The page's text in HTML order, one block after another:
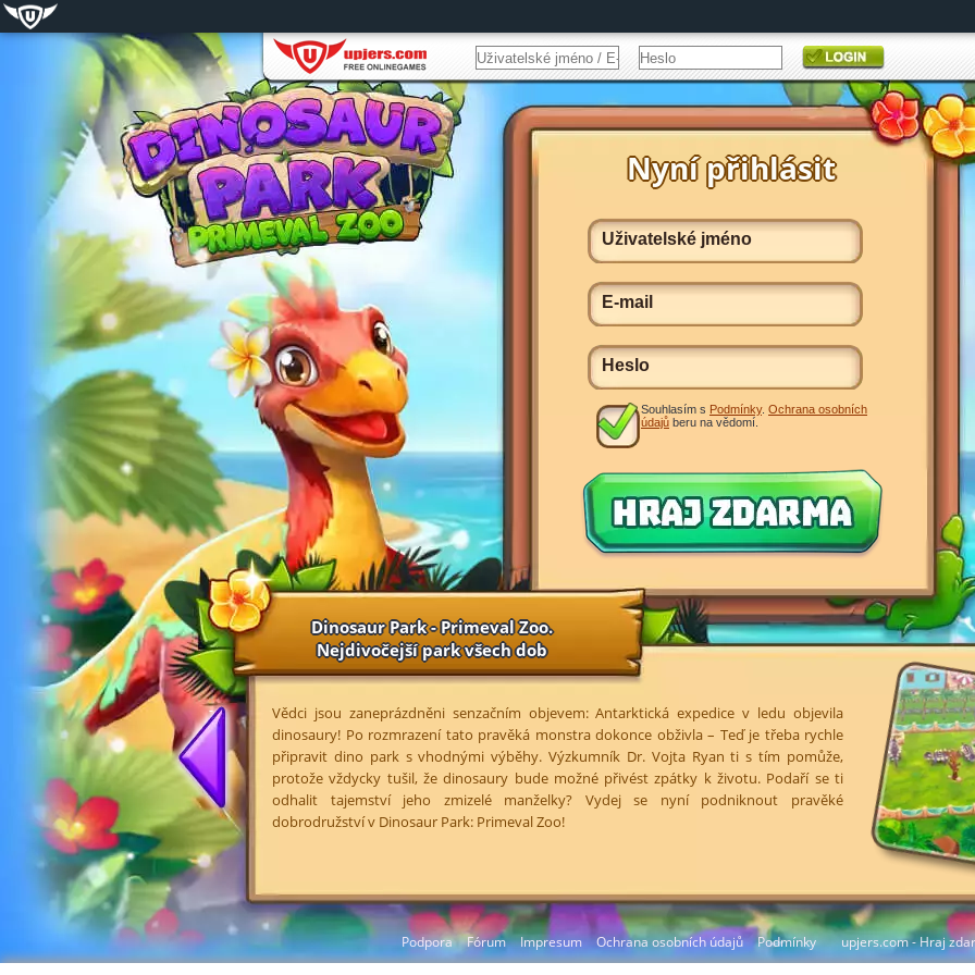
Podpora Fórum Impresum Ochrana osobních údajů Podmínky upjers.com - Hraj
Dinosaur Park - Primeval Zoo.
Nejdivočejší park všech dob
Vědci jsou zaneprázdněni senzačním objevem: Antarktická expedice v ledu objevila
dinosaury! Po rozmrazení tato pravěká monstra dokonce obživla – Teď je třeba rychle
připravit dino park s vhodnými výběhy. Výzkumník Dr. Vojta Ryan ti s tím pomůže,
protože vždycky tušil, že dinosaury bude možné přivést zpátky k životu. Podaří se ti
odhalit tajemství jeho zmizelé manželky? Vydej se nyní podniknout pravěké
dobrodružství v Dinosaur Park: Primeval Zoo!
Souhlasím s Podmínky. Ochrana osobních
údajů beru na vědomí.